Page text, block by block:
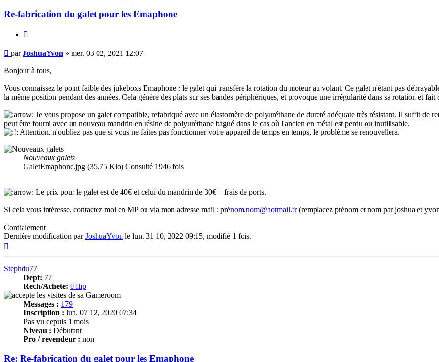
Re-fabrication du galet pour les Emaphone
Message
parJoshuaYvon » mer. 03 02, 2021 12:07
Bonjour à tous,
Vous connaissez le point faible des jukeboxs Emaphone : le galet qui transfère la rotation du moteur au volant. Ce galet n'étant pas
la même position pendant des années. Cela génère des plats sur ses bandes périphériques, et provoque une irrégularité dans sa rotation et
Je vous propose un galet compatible, refabriqué avec un élastomère de polyuréthane de dureté adéquate très résistant. Il suffit de
peut être fourni avec un nouveau mandrin en résine de polyuréthane bagué dans le cas où l'ancien en métal est perdu ou inutilisable.
Attention, n'oubliez pas que si vous ne faites pas fonctionner votre appareil de temps en temps, le problème se renouvellera.
Nouveaux galets
GaletEmaphone.jpg (35.75 Kio) Consulté 1946 fois
Le prix pour le galet est de 40€ et celui du mandrin de 30€ + frais de ports.
Si cela vous intéresse, contactez moi en MP ou via mon adresse mail : prénom.nom@hotmail.fr(remplacez prénom et nom par joshua et
Cordialement
Dernière modification parJoshuaYvon le lun. 31 10, 2022 09:15, modifié 1 fois.
Stephdu77
Dept: 77
Rech/Achete: 0 flip
Messages : 179
Inscription : lun. 07 12, 2020 07:34
Pas vu depuis 1 mois
Niveau : Débutant
Pro / revendeur : non
Re: Re-fabrication du galet pour les Emaphone